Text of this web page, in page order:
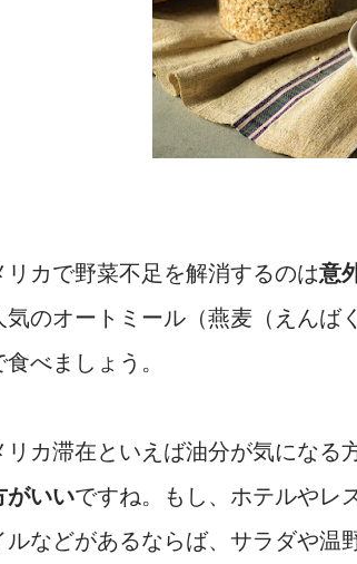
リカで野菜不足を解消するのは意
気のオートミール（燕麦（えんば
食べましょう。
リカ滞在といえば油分が気になる
がいいですね。もし、ホテルやレ
ルなどがあるならば、サラダや温